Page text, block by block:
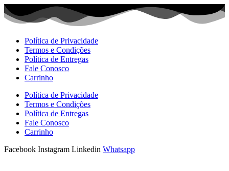
Ir
para
Política de Privacidade
Termos e Condições
Política de Entregas
Fale Conosco
Carrinho
Política de Privacidade
Termos e Condições
Política de Entregas
Fale Conosco
Carrinho
Facebook Instagram Linkedin Whatsapp